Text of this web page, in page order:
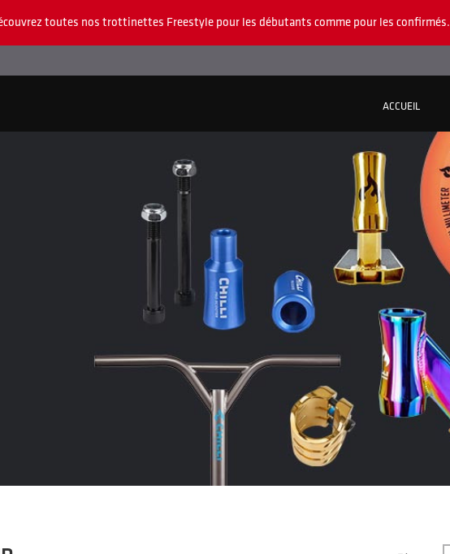
toutes nos trottinettes Freestyle pour les débutants comme pour les confirmés.
ACCUEIL